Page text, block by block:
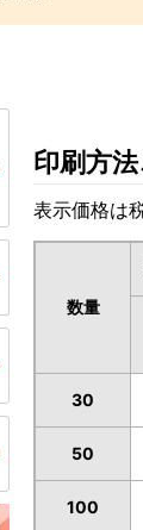
印刷方
表示価格は
数量
30
50
100